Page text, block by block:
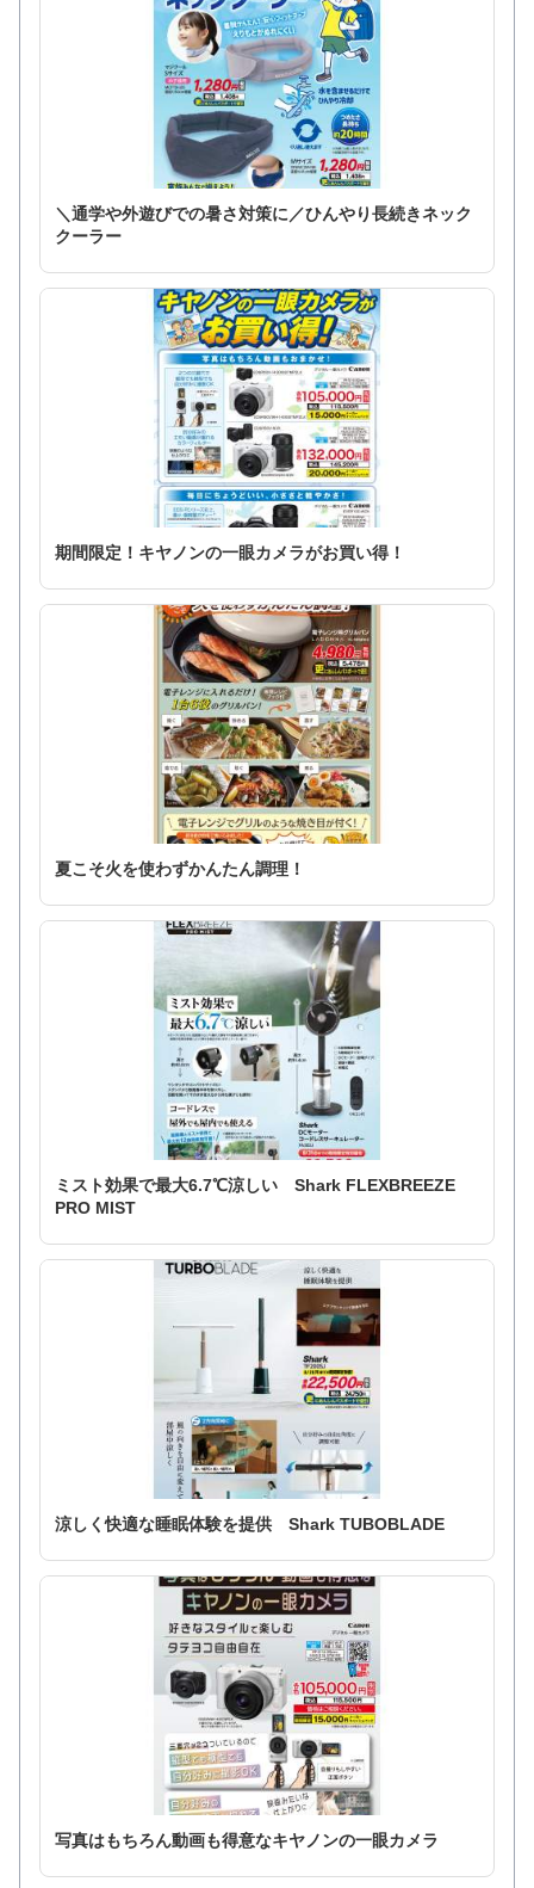
＼通学や外遊びでの暑さ対策に／ひんやり長続きネック
クーラー
期間限定！キヤノンの一眼カメラがお買い得！
夏こそ火を使わずかんたん調理！
ミスト効果で最大6.7℃涼しい Shark FLEXBREEZE
PRO MIST
涼しく快適な睡眠体験を提供 Shark TUBOBLADE
写真はもちろん動画も得意なキヤノンの一眼カメラ